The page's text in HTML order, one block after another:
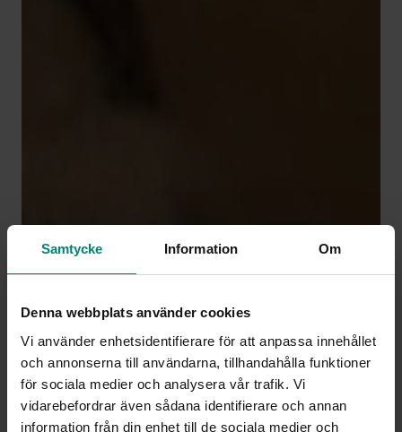
Samtycke Information Om
Denna webbplats använder cookies
Vi använder enhetsidentifierare för att anpassa innehållet
och annonserna till användarna, tillhandahålla funktioner
för sociala medier och analysera vår trafik. Vi
vidarebefordrar även sådana identifierare och annan
information från din enhet till de sociala medier och